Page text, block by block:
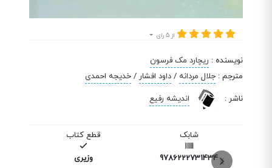
از 5 رای
نویسنده : ریچارد مک فرسون
مترجم : جلال مردانه / داود افشار / خدیجه احمدی
ناشر : اندیشه رفیع
شابک
9786222731434
قطع کتاب
وزیری